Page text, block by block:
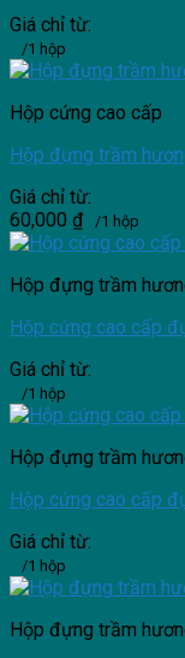
Giá chỉ từ:
/1 hộp
Hộp cứng cao cấp
Hộp đựng trầm
Giá chỉ từ:
60,000 ₫ /1 hộp
Hộp đựng trầm
Hộp cứng cao cấp
Giá chỉ từ:
/1 hộp
Hộp đựng trầm
Hộp cứng cao cấp
Giá chỉ từ:
/1 hộp
Hộp đựng trầm